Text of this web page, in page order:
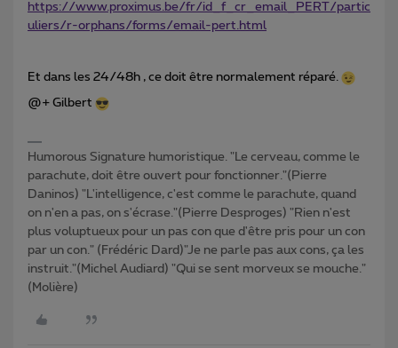
https://www.proximus.be/fr/id_f_cr_email_PERT/partic
uliers/r-orphans/forms/email-pert.html
Et dans les 24/48h , ce doit être normalement réparé.
@+ Gilbert
Humorous Signature humoristique. "Le cerveau, comme le
parachute, doit être ouvert pour fonctionner."(Pierre
Daninos) "L'intelligence, c'est comme le parachute, quand
on n'en a pas, on s'écrase."(Pierre Desproges) "Rien n'est
plus voluptueux pour un pas con que d'être pris pour un con
par un con." (Frédéric Dard)"Je ne parle pas aux cons, ça les
instruit."(Michel Audiard) "Qui se sent morveux se mouche."
(Molière)